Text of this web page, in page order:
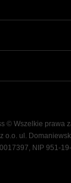
© Wszelkie prawa
o.o. ul.
NIP 951-